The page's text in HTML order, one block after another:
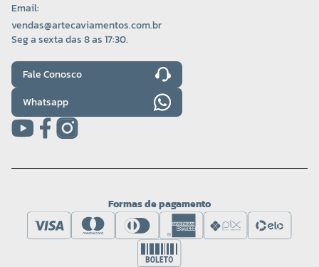
Email:
vendas@artecaviamentos.com.br
Seg a sexta das 8 as 17:30.
Fale Conosco
Whatsapp
Formas de pagamento